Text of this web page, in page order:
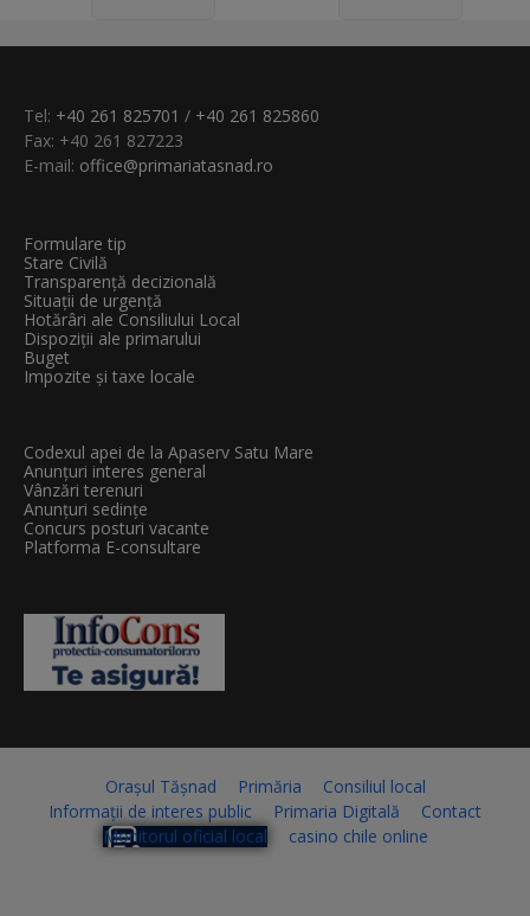
Tel: +40 261 825701 / +40 261 825860
Fax: +40 261 827223
E-mail: office@primariatasnad.ro
Formulare tip
Stare Civilă
Transparenţă decizională
Situații de urgență
Hotărâri ale Consiliului Local
Dispoziții ale primarului
Buget
Impozite și taxe locale
Codexul apei de la Apaserv Satu Mare
Anunțuri interes general
Vânzări terenuri
Anunțuri sedințe
Concurs posturi vacante
Platforma E-consultare
Orașul Tășnad Primăria
Consiliul local
Informații de interes public
Primaria Digitală
Contact
Monitorul oficial local
casino chile online